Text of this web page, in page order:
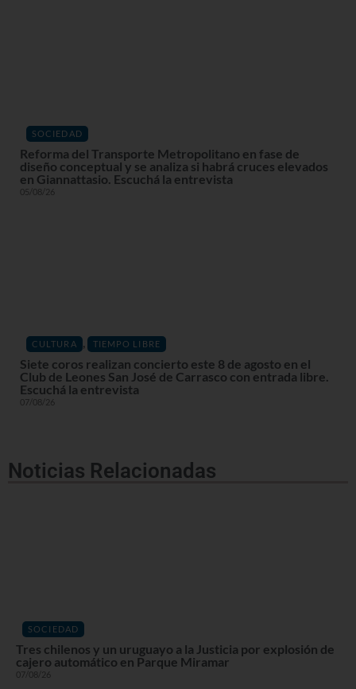
SOCIEDAD
Reforma del Transporte Metropolitano en fase de
diseño conceptual y se analiza si habrá cruces elevados
en Giannattasio. Escuchá la entrevista
05/08/26
CULTURA , TIEMPO LIBRE
Siete coros realizan concierto este 8 de agosto en el
Club de Leones San José de Carrasco con entrada libre.
Escuchá la entrevista
07/08/26
Noticias Relacionadas
SOCIEDAD
Tres chilenos y un uruguayo a la Justicia por explosión de
cajero automático en Parque Miramar
07/08/26